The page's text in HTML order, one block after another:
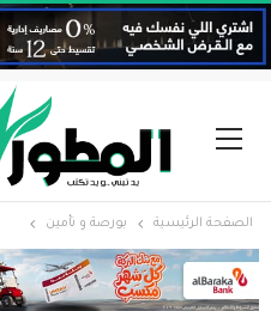
الصفحة الرئيسية بورصة و تأمين